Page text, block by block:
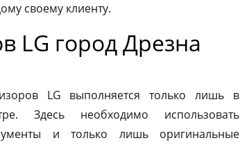
своему клиенту.
LG город Дрезна
LG выполняется только лишь в
Здесь необходимо использовать
и только лишь оригинальные